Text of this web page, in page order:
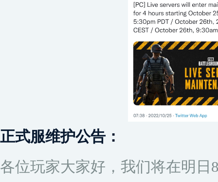
正式服维护公告：
各位玩家大家好，我们将在明日